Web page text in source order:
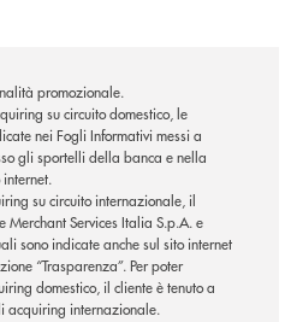
promozionale.
su circuito domestico, le
nei Fogli Informativi messi a
gli sportelli della banca e nella
su circuito internazionale, il
Services Italia S.p.A. e
sono indicate anche sul sito internet
“Trasparenza”. Per poter
domestico, il cliente è tenuto a
acquiring internazionale.